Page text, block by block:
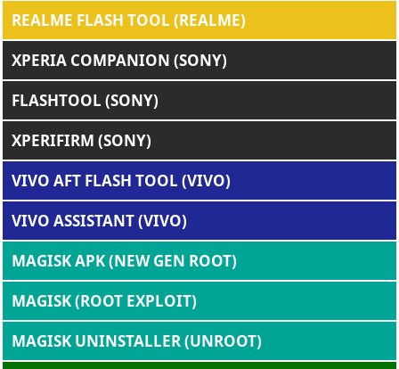
REALME FLASH TOOL (REALME)
XPERIA COMPANION (SONY)
FLASHTOOL (SONY)
XPERIFIRM (SONY)
VIVO AFT FLASH TOOL (VIVO)
VIVO ASSISTANT (VIVO)
MAGISK APK (NEW GEN ROOT)
MAGISK (ROOT EXPLOIT)
MAGISK UNINSTALLER (UNROOT)